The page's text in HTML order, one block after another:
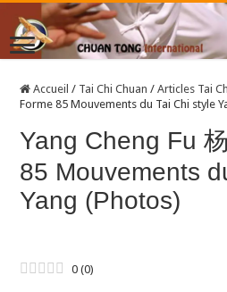
Accueil / Tai Chi Chuan / Articles Tai
Forme 85 Mouvements du Tai Chi style
Yang Cheng Fu
85 Mouvements
Yang (Photos)
0 (0)